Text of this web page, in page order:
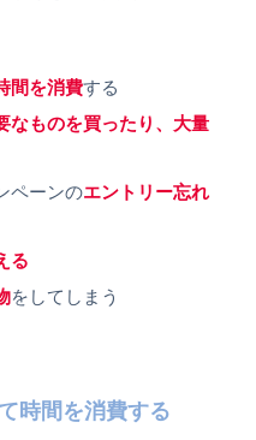
間を消費する
なものを買ったり、大量
ペーンのエントリー忘れ
る
をしてしまう
時間を消費する